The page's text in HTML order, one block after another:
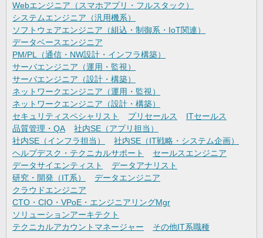
Webエンジニア（スマホアプリ・フルスタック）
システムエンジニア（汎用機系）
ソフトウェアエンジニア（組込・制御系・IoT関連）
データベースエンジニア
PM/PL（通信・NW設計・インフラ構築）
サーバエンジニア（運用・監視）
サーバエンジニア（設計・構築）
ネットワークエンジニア（運用・監視）
ネットワークエンジニア（設計・構築）
セキュリティスペシャリスト
プリセールス
ITセールス
品質管理・QA
社内SE（アプリ担当）
社内SE（インフラ担当）
社内SE（IT戦略・システム企画）
ヘルプデスク・テクニカルサポート
セールスエンジニア
データサイエンティスト
データアナリスト
研究・開発（IT系）
データエンジニア
クラウドエンジニア
CTO・CIO・VPoE・エンジニアリングMgr
ソリューションアーキテクト
テクニカルアカウントマネージャー
その他IT系職種